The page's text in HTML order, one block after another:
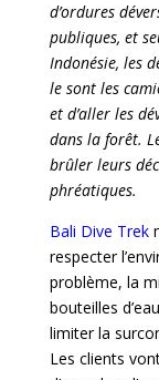
d’ordures
publiques, et
Indonésie, les
le sont les
et d’aller les
dans la forêt.
brûler leurs
phréatiques.
Bali Dive Trek
respecter
problème, la
bouteilles
limiter la
Les clients